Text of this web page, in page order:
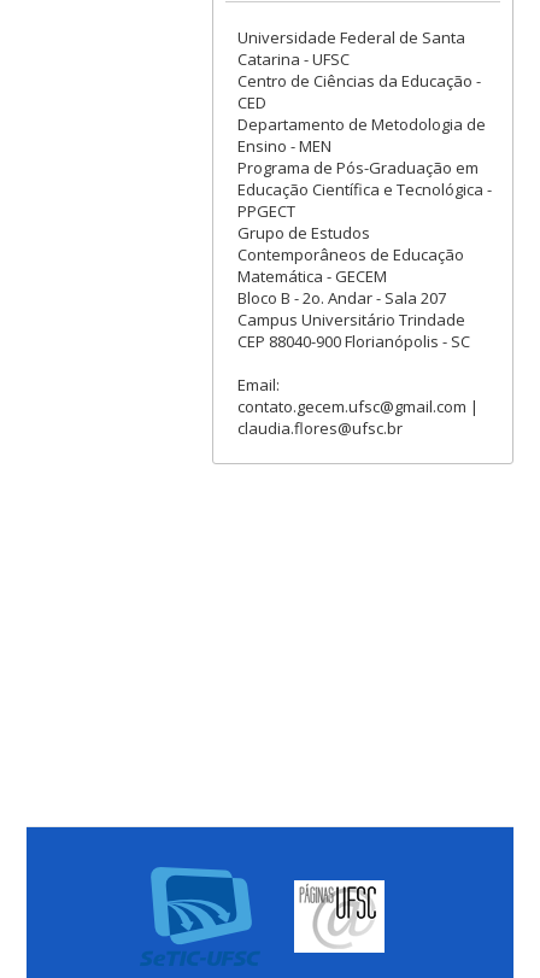
Universidade Federal de Santa
Catarina - UFSC
Centro de Ciências da Educação -
CED
Departamento de Metodologia de
Ensino - MEN
Programa de Pós-Graduação em
Educação Científica e Tecnológica -
PPGECT
Grupo de Estudos
Contemporâneos de Educação
Matemática - GECEM
Bloco B - 2o. Andar - Sala 207
Campus Universitário Trindade
CEP 88040-900 Florianópolis - SC
Email:
contato.gecem.ufsc@gmail.com |
claudia.flores@ufsc.br